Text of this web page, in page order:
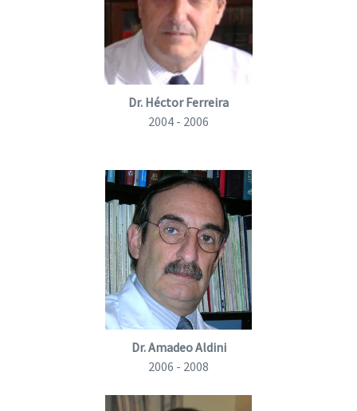
Dr. Héctor Ferreira
2004 - 2006
Dr. Amadeo Aldini
2006 - 2008